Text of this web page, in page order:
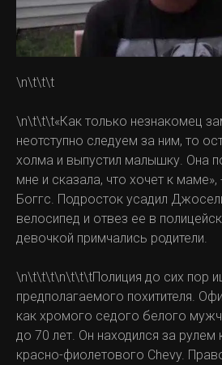
\n\t\t\t
\n\t\t\t«Как только незнакомец
неотступно следуем за ним, то
холма и выпустил малышку. Она
мне и сказала, что хочет к
Боггс. Подросток усадил
велосипед и отвез ее в
девочкой примчались родители.
\n\t\t\t\n\t\t\tПолиция до сих пор
предполагаемого похитителя.
как хромого седого белого
до 70 лет. Он находился за рулем
красно-фиолетового Chevy.